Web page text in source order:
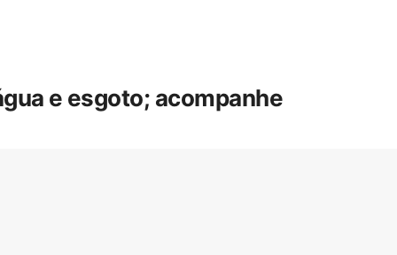
e esgoto; acompanhe